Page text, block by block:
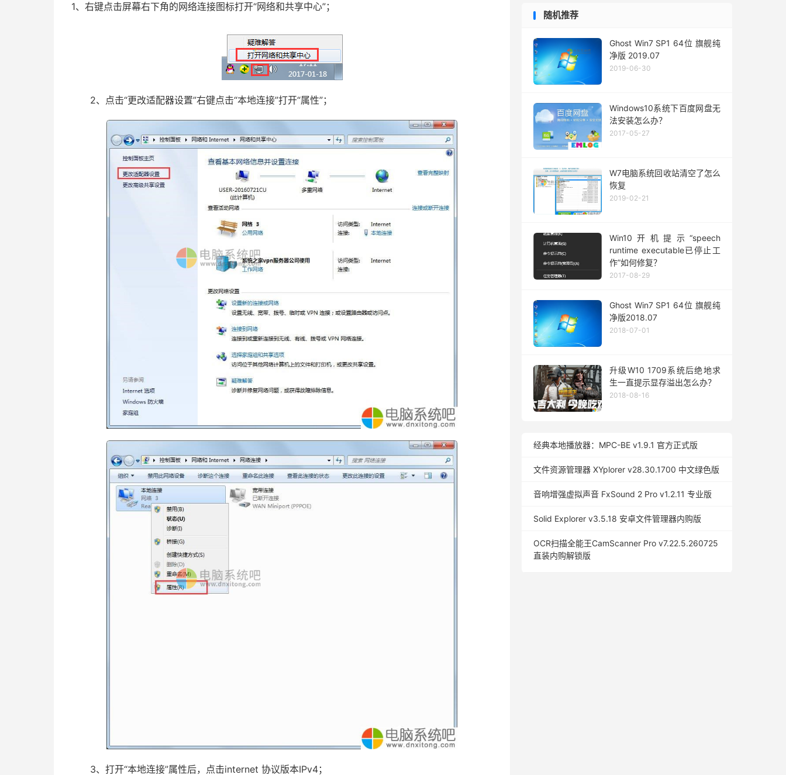
1、右键点击屏幕右下角的网络连接图标打开“网络和共享中心”；
2、点击“更改适配器设置”右键点击“本地连接”打开“属性”；
3、打开“本地连接”属性后，点击internet 协议版本IPv4；
随机推荐
Ghost Win7 SP1 64位 旗舰纯
净版 2019.07
2019-06-30
Windows10系统下百度网盘无
法安装怎么办？
2017-05-27
W7电脑系统回收站清空了怎么
恢复
2019-02-21
Win10开机提示“speech
runtime executable已停止工
作”如何修复？
2017-08-29
Ghost Win7 SP1 64位 旗舰纯
净版2018.07
2018-07-01
升级W10 1709系统后绝地求
生一直提示显存溢出怎么办？
2018-08-16
经典本地播放器：MPC-BE v1.9.1 官方正式版
文件资源管理器 XYplorer v28.30.1700 中文绿色版
音响增强虚拟声音 FxSound 2 Pro v1.2.11 专业版
Solid Explorer v3.5.18 安卓文件管理器内购版
OCR扫描全能王CamScanner Pro v7.22.5.260725
直装内购解锁版